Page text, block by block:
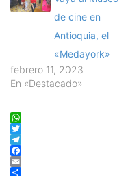
de cine en
Antioquia, el
«Medayork»
febrero 11, 2023
En «Destacado»
WhatsApp
Twitter
Telegram
Facebook